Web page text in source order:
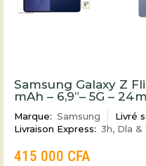
Samsung Galaxy Z
mAh – 6,9”– 5G –
Marque: Samsung Livré
Livraison Express: 3h, Dla &
415 000 CFA